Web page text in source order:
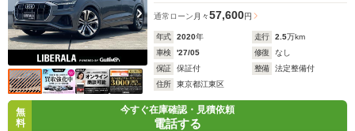
通常ローン 月々57,600円
年式 2020年 走行 2.5万km
車検
'27/05 修復
なし
保証
保証付 整備
法定整備付
住所
東京都江東区
無
料
今すぐ在庫確認・見積依頼
電話する